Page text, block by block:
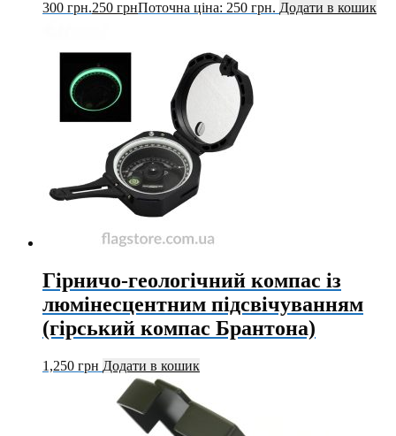
300 грн.250 грнПоточна ціна: 250 грн. Додати в кошик
Гірничо-геологічний компас із
люмінесцентним підсвічуванням
(гірський компас Брантона)
1,250 грн Додати в кошик